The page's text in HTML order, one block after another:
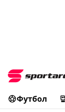
Футбол